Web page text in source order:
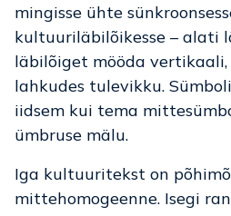
mingisse ühte
kultuuriläbilõikesse – alati
läbilõiget mööda
lahkudes tulevikku.
iidsem kui tema
ümbruse mälu.
Iga kultuuritekst on
mittehomogeenne. Isegi